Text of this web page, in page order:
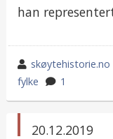
han
wrote
by
skøytehistorie.no
fylke
1
published
20.12.2019